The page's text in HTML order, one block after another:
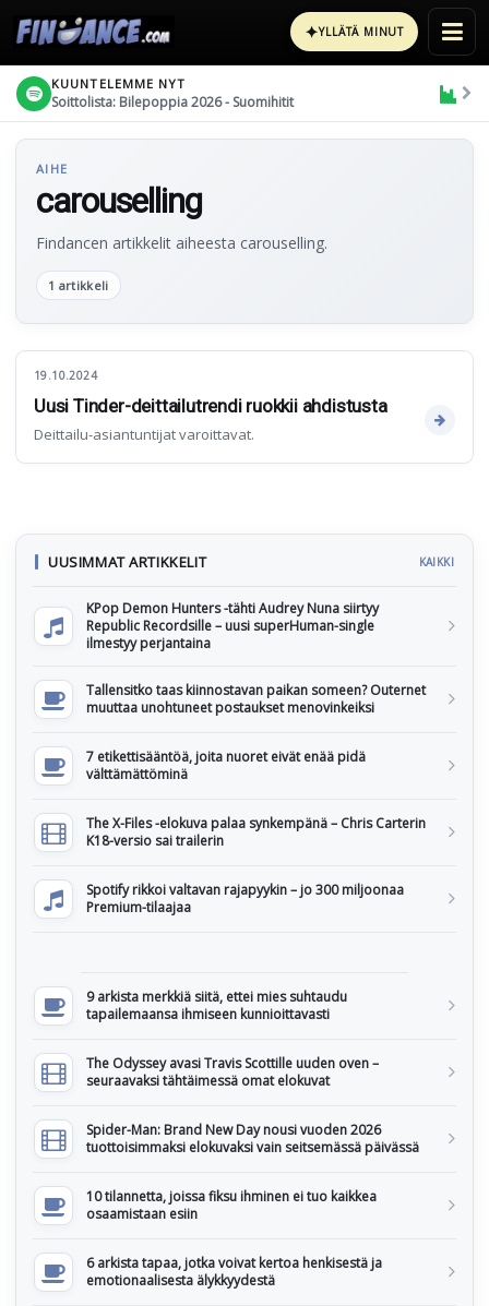
✦YLLÄTÄ MINUT
KUUNTELEMME NYT
Soittolista: Bilepoppia 2026 - Suomihitit
AIHE
carouselling
Findancen artikkelit aiheesta carouselling.
1 artikkeli
19.10.2024
Uusi Tinder-deittailutrendi ruokkii ahdistusta
Deittailu-asiantuntijat varoittavat.
UUSIMMAT ARTIKKELIT KAIKKI
KPop Demon Hunters -tähti Audrey Nuna siirtyy
Republic Recordsille – uusi superHuman-single
ilmestyy perjantaina
Tallensitko taas kiinnostavan paikan someen? Outernet
muuttaa unohtuneet postaukset menovinkeiksi
7 etikettisääntöä, joita nuoret eivät enää pidä
välttämättöminä
The X-Files -elokuva palaa synkempänä – Chris Carterin
K18-versio sai trailerin
Spotify rikkoi valtavan rajapyykin – jo 300 miljoonaa
Premium-tilaajaa
9 arkista merkkiä siitä, ettei mies suhtaudu
tapailemaansa ihmiseen kunnioittavasti
The Odyssey avasi Travis Scottille uuden oven –
seuraavaksi tähtäimessä omat elokuvat
Spider-Man: Brand New Day nousi vuoden 2026
tuottoisimmaksi elokuvaksi vain seitsemässä päivässä
10 tilannetta, joissa fiksu ihminen ei tuo kaikkea
osaamistaan esiin
6 arkista tapaa, jotka voivat kertoa henkisestä ja
emotionaalisesta älykkyydestä